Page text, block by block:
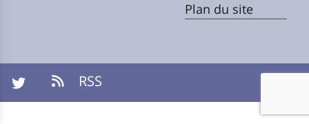
Plan du site
RSS